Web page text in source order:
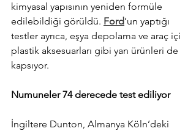
kimyasal yapısının yeniden formüle
edilebildiği görüldü. Ford’un yaptığı
testler ayrıca, eşya depolama ve araç içi
plastik aksesuarları gibi yan ürünleri de
kapsıyor.
Numuneler 74 derecede test ediliyor
İngiltere Dunton, Almanya Köln’deki